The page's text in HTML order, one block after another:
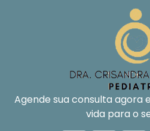
Agende sua consulta agora
vida para o